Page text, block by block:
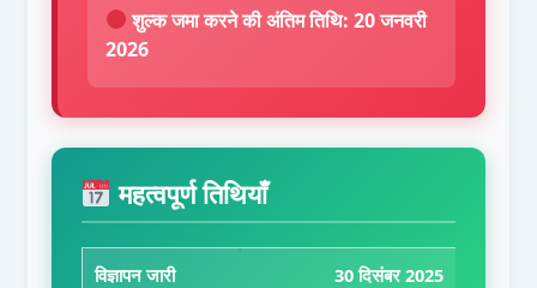
शुल्क जमा करने की अंतिम तिथि:20 जनवरी
2026
महत्वपूर्ण तिथियाँ
विज्ञापन जारी 30 दिसंबर 2025